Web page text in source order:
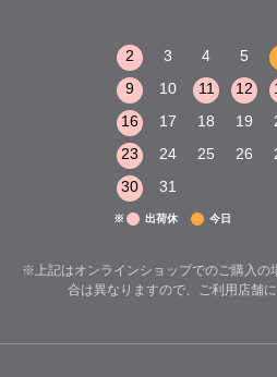
2
3 4 5
9
10 11 12
16
17 18 19
23
24 25 26
30
31
※ 出荷休 今日
※上記はオンラインショップでのご購入の
合は異なりますので、ご利用店舗